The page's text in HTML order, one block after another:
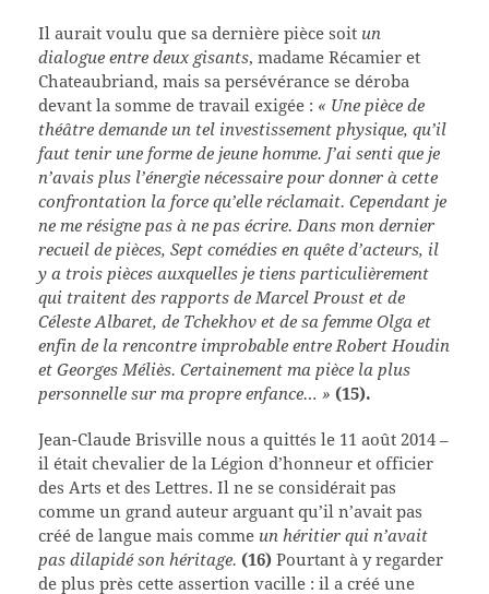
Il aurait voulu que sa dernière pièce soit un
dialogue entre deux gisants, madame Récamier et
Chateaubriand, mais sa persévérance se déroba
devant la somme de travail exigée : « Une pièce de
théâtre demande un tel investissement physique, qu’il
faut tenir une forme de jeune homme. J’ai senti que je
n’avais plus l’énergie nécessaire pour donner à cette
confrontation la force qu’elle réclamait. Cependant je
ne me résigne pas à ne pas écrire. Dans mon dernier
recueil de pièces, Sept comédies en quête d’acteurs, il
y a trois pièces auxquelles je tiens particulièrement
qui traitent des rapports de Marcel Proust et de
Céleste Albaret, de Tchekhov et de sa femme Olga et
enfin de la rencontre improbable entre Robert Houdin
et Georges Méliès. Certainement ma pièce la plus
personnelle sur ma propre enfance… » (15).
Jean-Claude Brisville nous a quittés le 11 août 2014 –
il était chevalier de la Légion d’honneur et officier
des Arts et des Lettres. Il ne se considérait pas
comme un grand auteur arguant qu’il n’avait pas
créé de langue mais comme un héritier qui n’avait
pas dilapidé son héritage. (16) Pourtant à y regarder
de plus près cette assertion vacille : il a créé une